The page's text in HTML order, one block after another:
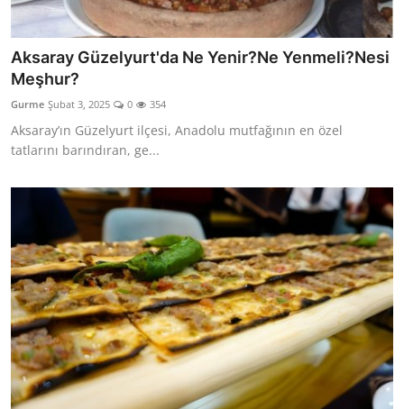
Aksaray Güzelyurt'da Ne Yenir?Ne Yenmeli?Nesi
Meşhur?
Gurme Şubat 3, 2025 0 354
Aksaray’ın Güzelyurt ilçesi, Anadolu mutfağının en özel
tatlarını barındıran, ge...